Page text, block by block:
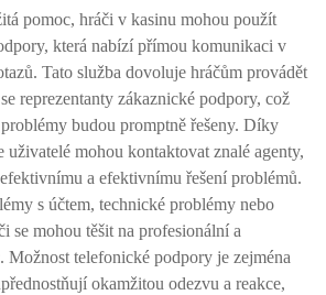
pomoc, hráči v kasinu mohou použít
která nabízí přímou komunikaci v
Tato služba dovoluje hráčům provádět
reprezentanty zákaznické podpory, což
budou promptně řešeny. Díky
uživatelé mohou kontaktovat znalé agenty,
a efektivnímu řešení problémů.
s účtem, technické problémy nebo
se mohou těšit na profesionální a
Možnost telefonické podpory je zejména
okamžitou odezvu a reakce,